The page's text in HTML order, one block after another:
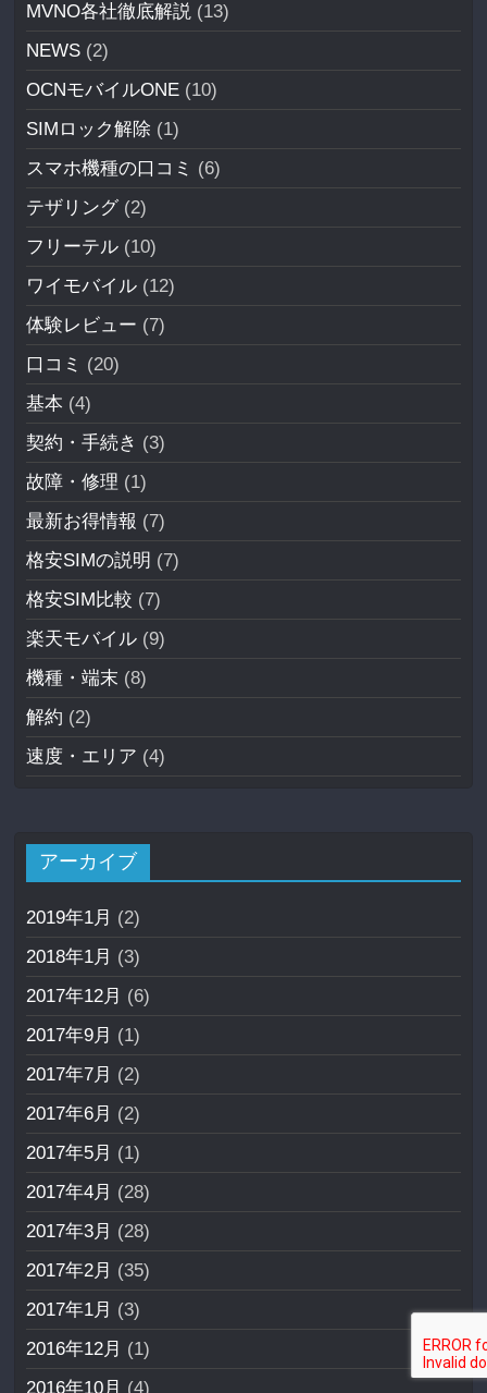
MVNO各社徹底解説 (13)
NEWS (2)
OCNモバイルONE (10)
SIMロック解除 (1)
スマホ機種の口コミ (6)
テザリング(2)
フリーテル (10)
ワイモバイル (12)
体験レビュー (7)
口コミ (20)
基本 (4)
契約・手続き (3)
故障・修理 (1)
最新お得情報 (7)
格安SIMの説明 (7)
格安SIM比較 (7)
楽天モバイル (9)
機種・端末 (8)
解約 (2)
速度・エリア (4)
アーカイブ
2019年1月 (2)
2018年1月 (3)
2017年12月 (6)
2017年9月 (1)
2017年7月 (2)
2017年6月 (2)
2017年5月 (1)
2017年4月 (28)
2017年3月 (28)
2017年2月 (35)
2017年1月 (3)
2016年12月 (1)
2016年10月 (4)